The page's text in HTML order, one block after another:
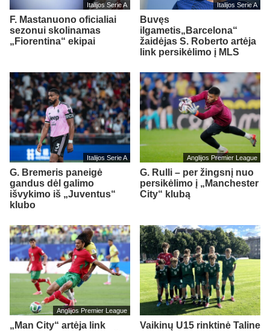
Italijos Serie A
F. Mastanuono oficialiai
sezonui skolinamas
„Fiorentina“ ekipai
Italijos Serie A
Buvęs
ilgametis„Barcelona“
žaidėjas S. Roberto artėja
link persikėlimo į MLS
Italijos Serie A
G. Bremeris paneigė
gandus dėl galimo
išvykimo iš „Juventus“
klubo
Anglijos Premier League
G. Rulli – per žingsnį nuo
persikėlimo į „Manchester
City“ klubą
Anglijos Premier League
„Man City“ artėja link
Vaikinų U15 rinktinė Taline